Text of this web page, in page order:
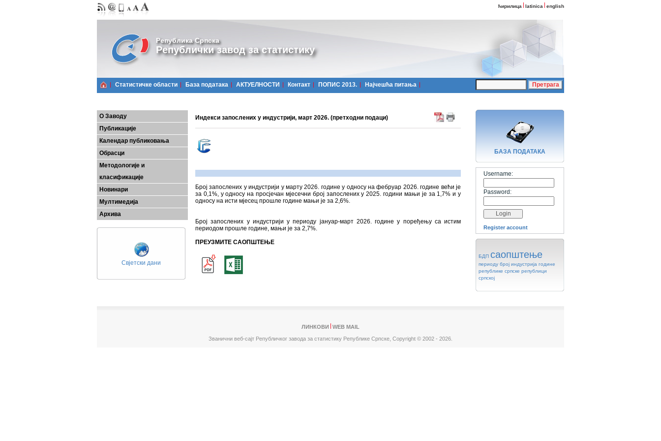
ћирилица latinica english
Република Српска
Републички завод за статистику
Статистичке области Базa података АКТУЕЛНОСТИ Контакт ПОПИС 2013. Најчешћa питања
О Заводу
Публикације
Календар публиковања
Обрасци
Методологије и
класификације
Новинари
Мултимедија
Архива
Свјетски дани
Индекси запослених у индустрији, март 2026. (претходни подаци)
Број запослених у индустрији у марту 2026. године у односу на фебруар 2026. године већи је
за 0,1%, у односу на просјечан мјесечни број запослених у 2025. години мањи је за 1,7% и у
односу на исти мјесец прошле године мањи је за 2,6%.
Број запослених у индустрији у периоду јануар-март 2026. године у поређењу са истим
периодом прошле године, мањи је за 2,7%.
ПРЕУЗМИТЕ САОПШТЕЊЕ
БАЗA ПОДАТАКА
Username:
Password:
Register account
БДП саопштење
периоду број индустрија године
републике српске републици
српској
ЛИНКОВИ
WEB MAIL
Званични веб-сајт Републичког завода за статистику Републике Српске, Copyright © 2002 - 2026.